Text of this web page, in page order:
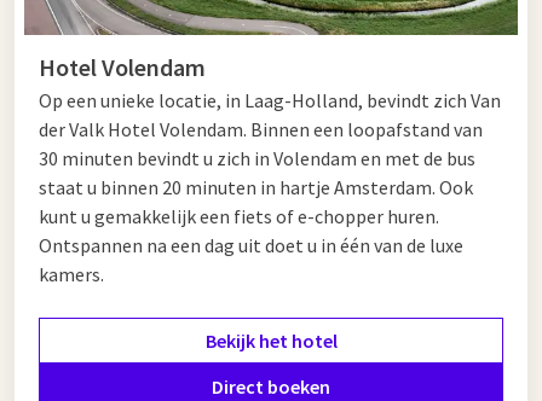
Hotel Volendam
Op een unieke locatie, in Laag-Holland, bevindt zich Van
der Valk Hotel Volendam. Binnen een loopafstand van
30 minuten bevindt u zich in Volendam en met de bus
staat u binnen 20 minuten in hartje Amsterdam. Ook
kunt u gemakkelijk een fiets of e-chopper huren.
Ontspannen na een dag uit doet u in één van de luxe
kamers.
Bekijk het hotel
Direct boeken